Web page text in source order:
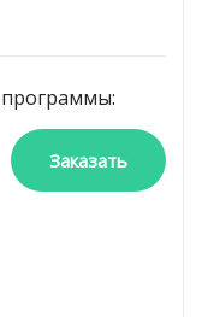
свекла, батат.
в вашем рационе.
Сахарный
2 типа,
сахарным
Заказать